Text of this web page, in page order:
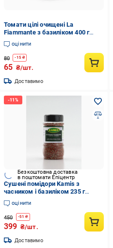
Томати цілі очищені La
Fiammante з базиліком 400 г
(8001737102052)
оцінити
80 -15 ₴
65 ₴/шт.
Доставимо
Безкоштовна доставка
в поштомати Епіцентр
Сушені помідори Kamis з
часником і базиліком 235 г
(5900084257749)
оцінити
450 -51 ₴
399 ₴/шт.
Доставимо